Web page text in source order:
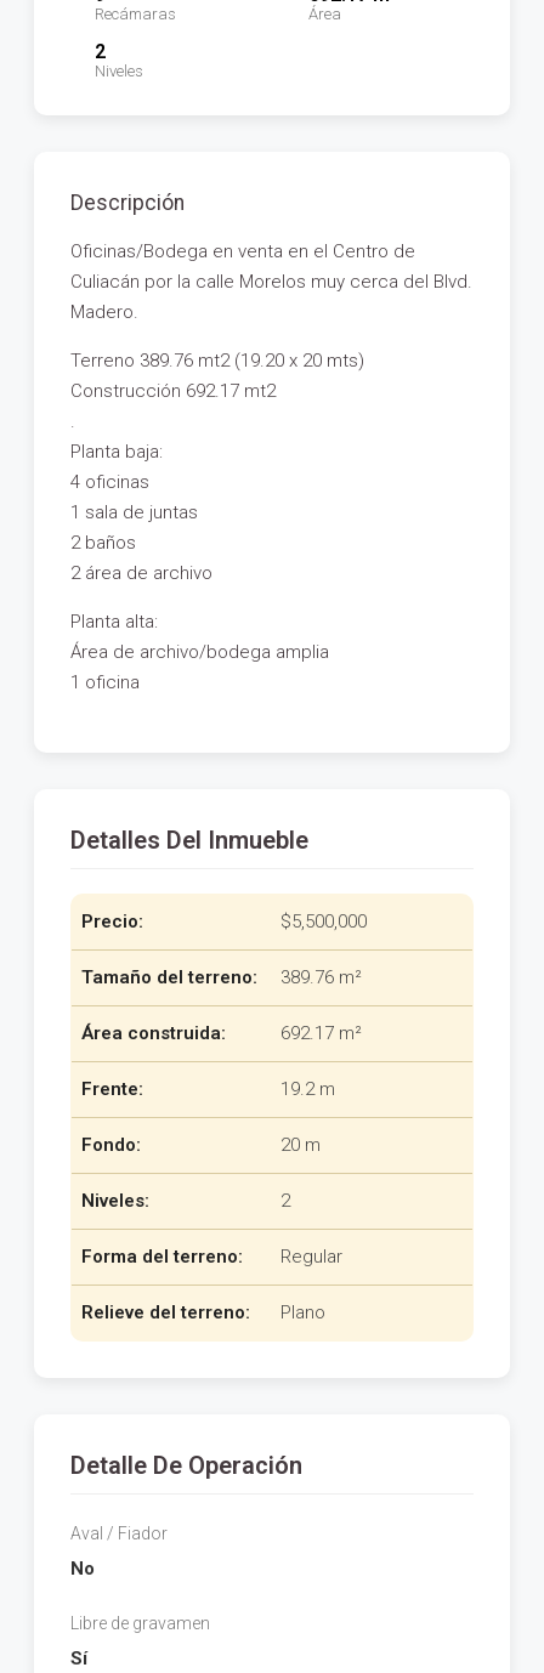
Recámaras Área
2
Niveles
Descripción
Oficinas/Bodega en venta en el Centro de
Culiacán por la calle Morelos muy cerca del Blvd.
Madero.
Terreno 389.76 mt2 (19.20 x 20 mts)
Construcción 692.17 mt2
.
Planta baja:
4 oficinas
1 sala de juntas
2 baños
2 área de archivo
Planta alta:
Área de archivo/bodega amplia
1 oficina
Detalles Del Inmueble
Precio: $5,500,000
Tamaño del terreno: 389.76 m²
Área construida: 692.17 m²
Frente: 19.2 m
Fondo: 20 m
Niveles: 2
Forma del terreno: Regular
Relieve del terreno: Plano
Detalle De Operación
Aval / Fiador
No
Libre de gravamen
Sí